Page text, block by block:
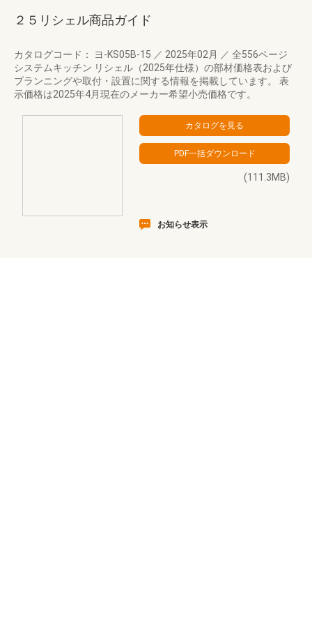
２５リシェル商品ガイド
カタログコード： ヨ-KS05B-15 ／ 2025年02月 ／ 全556ページ
システムキッチン リシェル（2025年仕様）の部材価格表および
プランニングや取付・設置に関する情報を掲載しています。 表
示価格は2025年4月現在のメーカー希望小売価格です。
(111.3MB)
お知らせ表示